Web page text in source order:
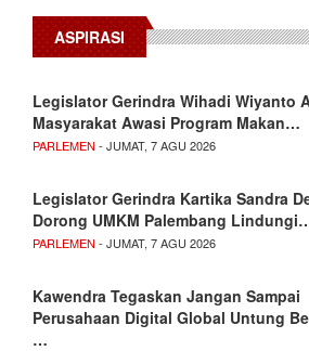
ASPIRASI
Legislator Gerindra Wihadi Wiyanto
Masyarakat Awasi Program Makan…
PARLEMEN - JUMAT, 7 AGU 2026
Legislator Gerindra Kartika Sandra
Dorong UMKM Palembang
PARLEMEN - JUMAT, 7 AGU 2026
Kawendra Tegaskan Jangan Sampai
Perusahaan Digital Global Untung
…